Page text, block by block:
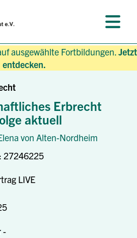
ausgewählte Fortbildungen.Jetzt
entdecken.
Erbrecht
aktuell
von Alten-Nordheim
27246225
LIVE
-